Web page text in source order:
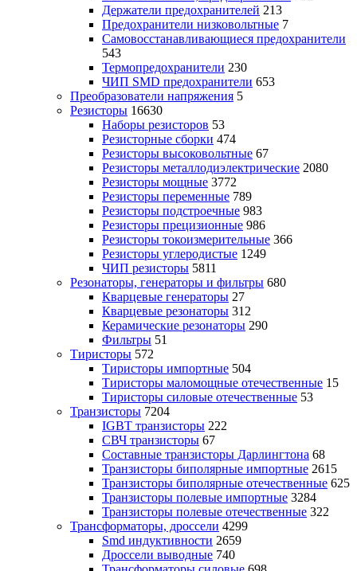
Держатели предохранителей 213
Предохранители низковольтные 7
Самовосстанавливающиеся предохранители
543
Термопредохранители 230
ЧИП SMD предохранители 653
Преобразователи напряжения 5
Резисторы 16630
Наборы резисторов 53
Резисторные сборки 474
Резисторы высоковольтные 67
Резисторы металлодиэлектрические 2080
Резисторы мощные 3772
Резисторы переменные 789
Резисторы подстроечные 983
Резисторы прецизионные 986
Резисторы токоизмерительные 366
Резисторы углеродистые 1249
ЧИП резисторы 5811
Резонаторы, генераторы и фильтры 680
Кварцевые генераторы 27
Кварцевые резонаторы 312
Керамические резонаторы 290
Фильтры 51
Тиристоры 572
Тиристоры импортные 504
Тиристоры маломощные отечественные 15
Тиристоры силовые отечественные 53
Транзисторы 7204
IGBT транзисторы 222
СВЧ транзисторы 67
Составные транзисторы Дарлингтона 68
Транзисторы биполярные импортные 2615
Транзисторы биполярные отечественные 625
Транзисторы полевые импортные 3284
Транзисторы полевые отечественные 322
Трансформаторы, дроссели 4299
Smd индуктивности 2659
Дроссели выводные 740